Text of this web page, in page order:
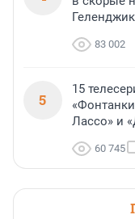
83 002
5
15
Лассо» и
60 745